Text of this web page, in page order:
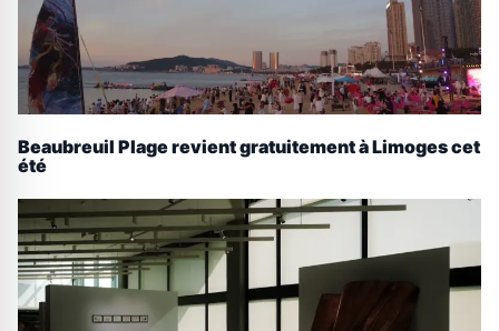
Beaubreuil Plage revient gratuitement à Limoges cet
été